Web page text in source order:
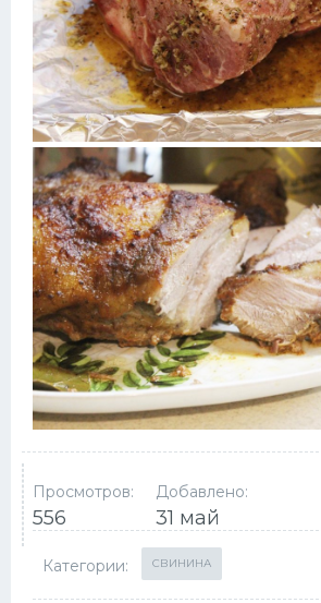
Просмотров:
556
Добавлено:
31 май
Категории: СВИНИНА